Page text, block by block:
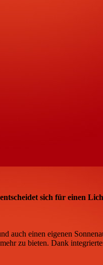
sich für einen
auch einen eigenen
zu bieten. Dank